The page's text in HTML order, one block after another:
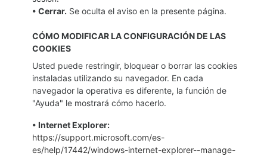
• Cerrar. Se oculta el aviso en la presente página.
CÓMO MODIFICAR LA CONFIGURACIÓN DE LAS
COOKIES
Usted puede restringir, bloquear o borrar las cookies
instaladas utilizando su navegador. En cada
navegador la operativa es diferente, la función de
"Ayuda" le mostrará cómo hacerlo.
• Internet Explorer:
https://support.microsoft.com/es-
es/help/17442/windows-internet-explorer--manage-